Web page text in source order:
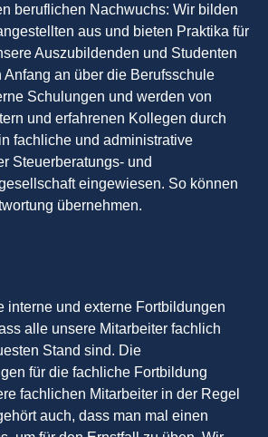
beruflichen Nachwuchs: Wir bilden
aus und bieten Praktika für
Auszubildenden und Studenten
an über die Berufsschule
Schulungen und werden von
und erfahrenen Kollegen durch
fachliche und administrative
Steuerberatungs- und
eingewiesen. So können
übernehmen.
interne und externe Fortbildungen
alle unsere Mitarbeiter fachlich
Stand sind. Die
für die fachliche Fortbildung
fachlichen Mitarbeiter in der Regel
auch, dass man mal einen